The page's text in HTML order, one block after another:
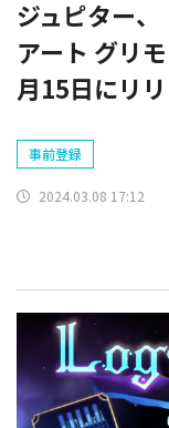
ジュピター
アート グリ
月15日にリ
事前登録
2024.03.08 17:12